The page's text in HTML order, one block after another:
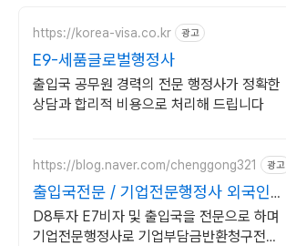
https://korea-visa.co.kr 광고
E9-세품글로벌행정사
출입국 공무원 경력의 전문 행정사가 정확한
상담과 합리적 비용으로 처리해 드립니다
https://blog.naver.com/chenggong321 광고
출입국전문 / 기업전문행정사 외국인
비자 기업취업비자문
D8투자 E7비자 및 출입국을 전문으로 하며
기업전문행정사로 기업부담금반환청구전문